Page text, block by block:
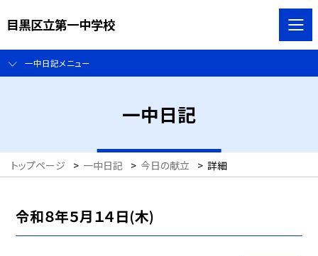
目黒区立第一中学校
一中日記メニュー
一中日記
トップページ > 一中日記 > 今日の献立 > 詳細
令和８年５月１４日(木)